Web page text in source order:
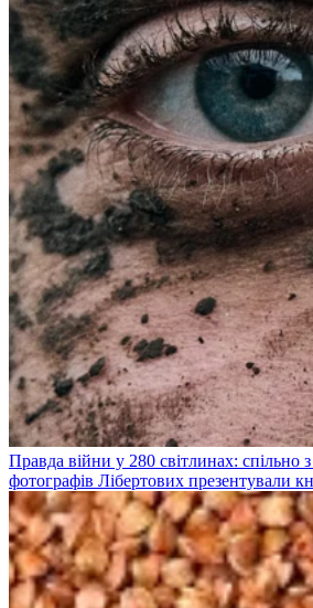
Правда війни у 280 світлинах:
фотографів Лібертових презентували